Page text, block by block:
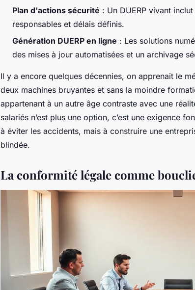
Plan d'actions sécurité : Un DUERP vivant
responsables et délais définis.
Génération DUERP en ligne : Les solutions
des mises à jour automatisées et un archivage
Il y a encore quelques décennies, on apprenait le
deux machines bruyantes et sans la moindre
appartenant à un autre âge contraste avec une
salariés n’est plus une option, c’est une exigence
à éviter les accidents, mais à construire une
blindée.
La conformité légale comme